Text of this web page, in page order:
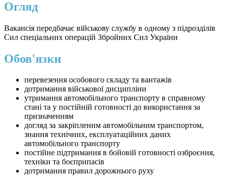
Огляд
Вакансія передбачає військову службу в одному з підрозділів
Сил спеціальних операцій Збройних Сил України
Обов'язки
перевезення особового складу та вантажів
дотримання військової дисципліни
утримання автомобільного транспорту в справному
стані та у постійній готовності до використання за
призначенням
догляд за закріпленим автомобільним транспортом,
знання технічних, експлуатаційних даних
автомобільного транспорту
постійне підтримання в бойовій готовності озброєння,
техніки та боєприпасів
дотримання правил дорожнього руху